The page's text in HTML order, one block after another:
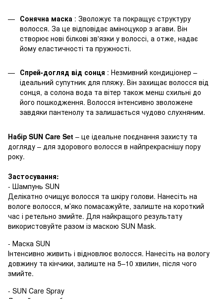
Сонячна маска : Зволожує та покращує структуру
волосся. За це відповідає аміноцукор з агави. Він
створює нові білкові зв'язки у волоссі, а отже, надає
йому еластичності та пружності.
Спрей-догляд від сонця : Незмивний кондиціонер –
ідеальний супутник для пляжу. Він захищає волосся від
сонця, а солона вода та вітер також менш схильні до
його пошкодження. Волосся інтенсивно зволожене
завдяки пантенолу та залишається чудово слухняним.
Набір SUN Care Set – це ідеальне поєднання захисту та
догляду – для здорового волосся в найпрекраснішу пору
року.
Застосування:
- Шампунь SUN
Делікатно очищує волосся та шкіру голови. Нанесіть на
вологе волосся, м’яко помасажуйте, залиште на короткий
час і ретельно змийте. Для найкращого результату
використовуйте разом із маскою SUN Mask.
- Маска SUN
Інтенсивно живить і відновлює волосся. Нанесіть на вологу
довжину та кінчики, залиште на 5–10 хвилин, після чого
змийте.
- SUN Care Spray